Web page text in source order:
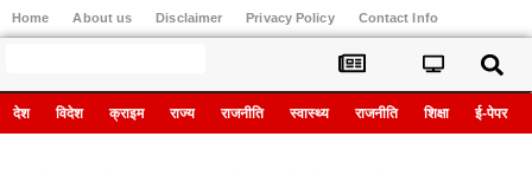
Home About us Disclaimer Privacy Policy Contact Info
देश विदेश क्राइम राज्य राजनीति स्वास्थ्य राजनीति शिक्षा ई-पेपर